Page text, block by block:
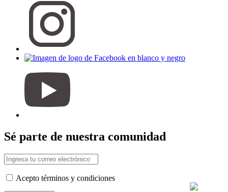
Sé parte de nuestra comunidad
Acepto términos y condiciones